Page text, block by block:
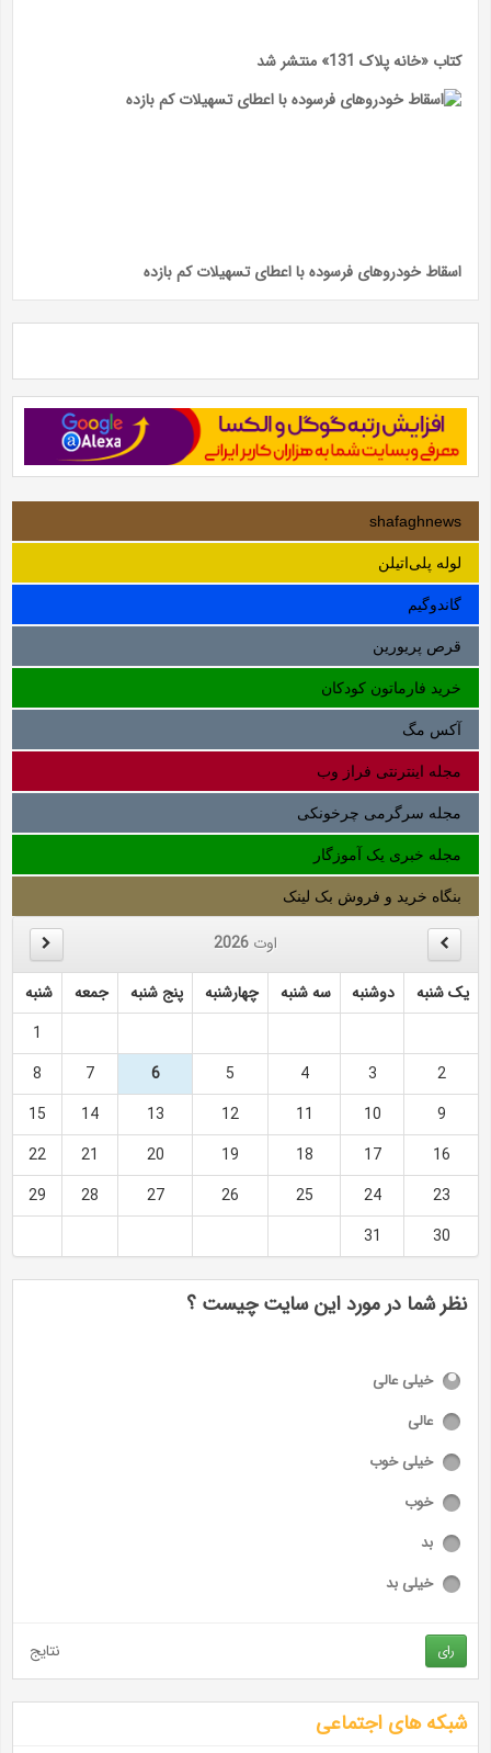
کتاب «خانه پلاک 131» منتشر شد
اسقاط خودرو‌های فرسوده با اعطای تسهیلات کم بازده
shafaghnews
لوله‌ پلی‌اتیلن
گاندوگیم
قرص پریورین
خرید فارماتون کودکان
آکس مگ
مجله اینترنتی فراز وب
مجله سرگرمی چرخونکی
مجله خبری یک آموزگار
بنگاه خرید و فروش بک لینک
اوت 2026
یک شنبه دوشنبه سه شنبه چهارشنبه پنج شنبه جمعه
شنبه
1
2
3
4
5
6
7
8
9
10
11
12
13
14
15
16
17
18
19
20
21
22
23
24
25
26
27
28
29
30
31
نظر شما در مورد این سایت چیست ؟
خیلی عالی
عالی
خیلی خوب
خوب
بد
خیلی بد
رای نتایج
شبکه های اجتماعی